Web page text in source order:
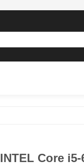
INTEL Core i5-